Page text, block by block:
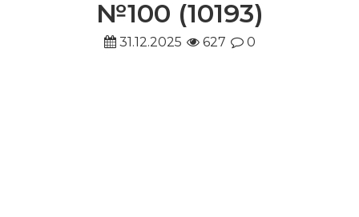
№100 (10193)
31.12.2025 627 0